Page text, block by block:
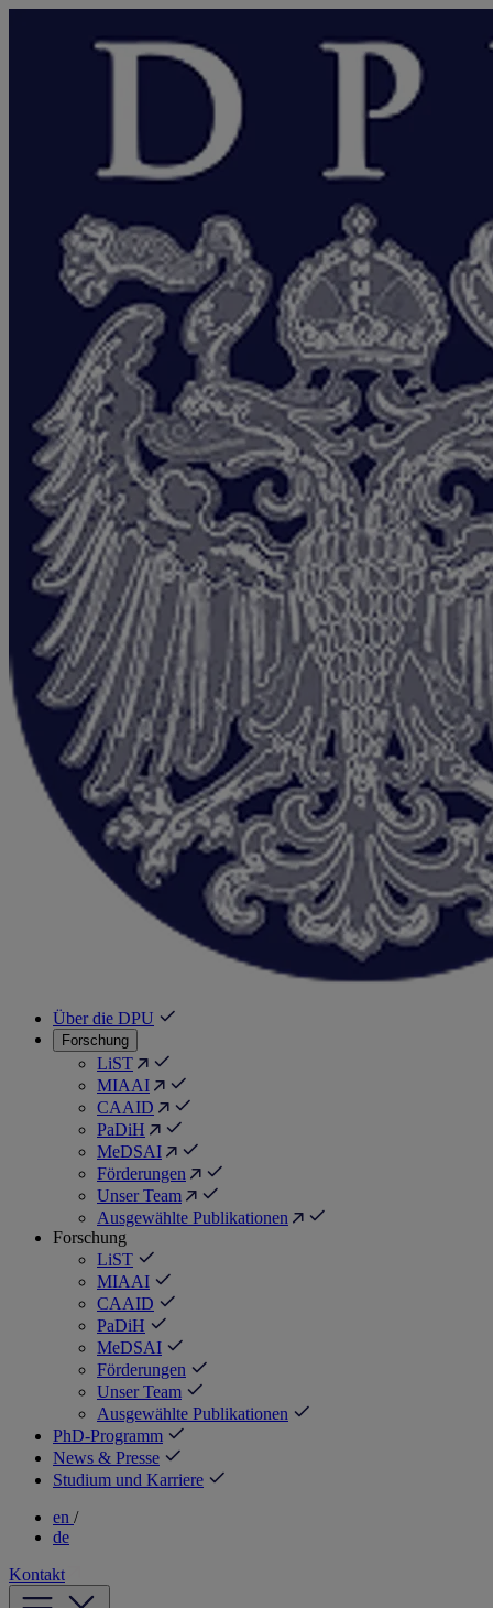
Über die DPU
Forschung
LiST
MIAAI
CAAID
PaDiH
MeDSAI
Förderungen
Unser Team
Ausgewählte Publikationen
Forschung
LiST
MIAAI
CAAID
PaDiH
MeDSAI
Förderungen
Unser Team
Ausgewählte Publikationen
PhD-Programm
News & Presse
Studium und Karriere
en /
de
Kontakt